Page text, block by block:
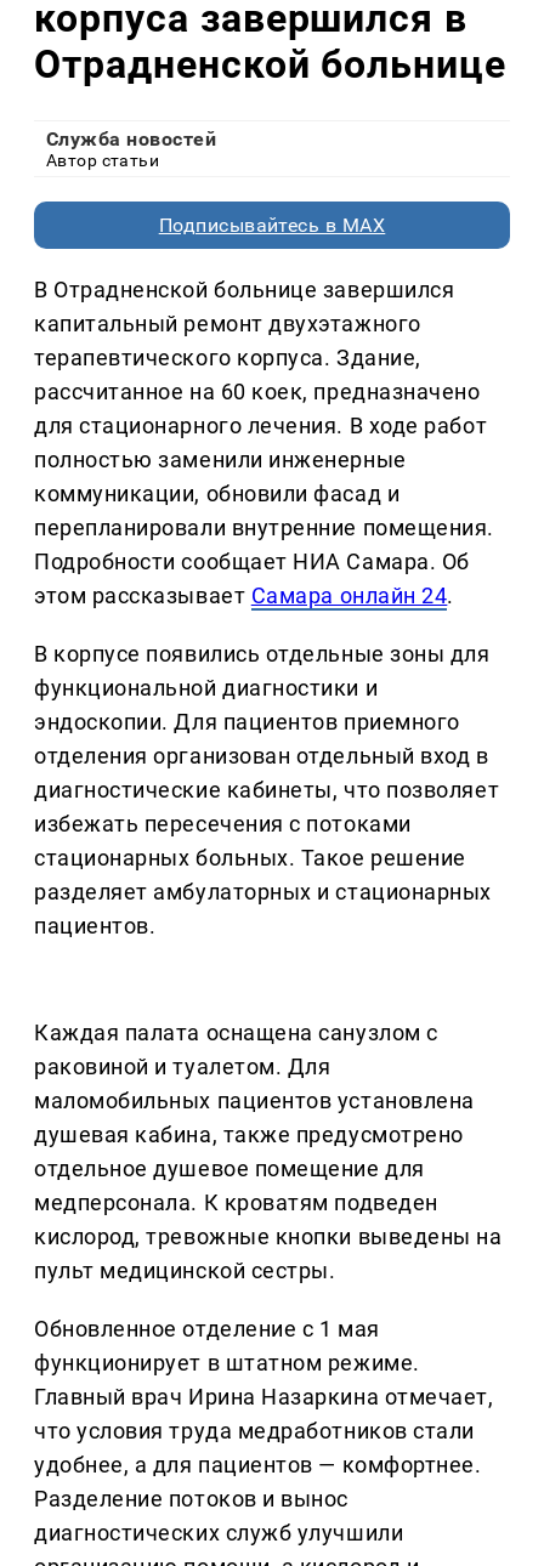
корпуса завершился в
Отрадненской больнице
Служба новостей
Автор статьи
Подписывайтесь в MAX
В Отрадненской больнице завершился
капитальный ремонт двухэтажного
терапевтического корпуса. Здание,
рассчитанное на 60 коек, предназначено
для стационарного лечения. В ходе работ
полностью заменили инженерные
коммуникации, обновили фасад и
перепланировали внутренние помещения.
Подробности сообщает НИА Самара. Об
этом рассказывает Самара онлайн 24.
В корпусе появились отдельные зоны для
функциональной диагностики и
эндоскопии. Для пациентов приемного
отделения организован отдельный вход в
диагностические кабинеты, что позволяет
избежать пересечения с потоками
стационарных больных. Такое решение
разделяет амбулаторных и стационарных
пациентов.
Каждая палата оснащена санузлом с
раковиной и туалетом. Для
маломобильных пациентов установлена
душевая кабина, также предусмотрено
отдельное душевое помещение для
медперсонала. К кроватям подведен
кислород, тревожные кнопки выведены на
пульт медицинской сестры.
Обновленное отделение с 1 мая
функционирует в штатном режиме.
Главный врач Ирина Назаркина отмечает,
что условия труда медработников стали
удобнее, а для пациентов — комфортнее.
Разделение потоков и вынос
диагностических служб улучшили